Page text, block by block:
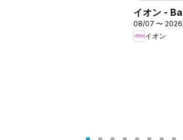
イオン -
08/07 〜
イオン